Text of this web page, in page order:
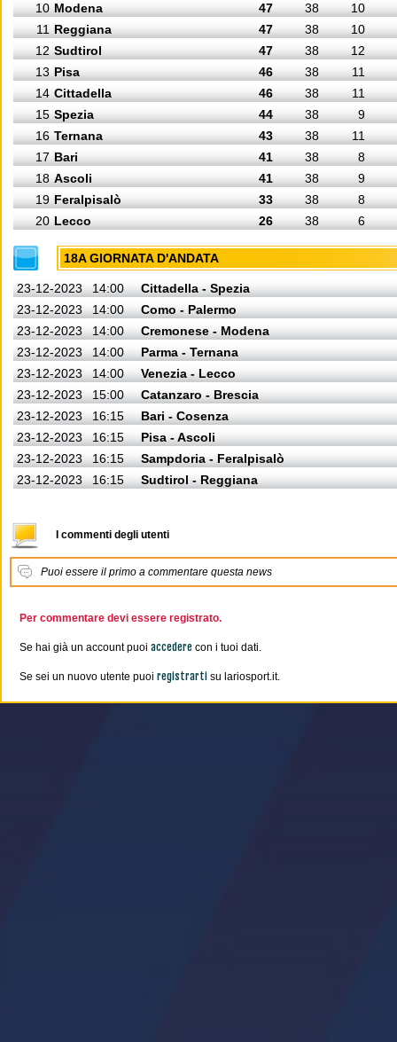
10 Modena 47 38
10
11 Reggiana 47 38
10
12 Sudtirol 47 38
12
13 Pisa 46 38
11
14 Cittadella 46 38
11
15 Spezia 44 38
9
16 Ternana 43 38
11
17 Bari 41 38
8
18 Ascoli 41 38
9
19 Feralpisalò 33 38
8
20 Lecco 26 38 6
18A GIORNATA D'ANDATA
23-12-2023 14:00
Cittadella - Spezia
23-12-2023
14:00
Como - Palermo
23-12-2023
14:00
Cremonese - Modena
23-12-2023
14:00
Parma - Ternana
23-12-2023
14:00
Venezia - Lecco
23-12-2023
15:00
Catanzaro - Brescia
23-12-2023
16:15
Bari - Cosenza
23-12-2023
16:15
Pisa - Ascoli
23-12-2023
16:15
Sampdoria - Feralpisalò
23-12-2023
16:15 Sudtirol - Reggiana
I commenti degli utenti
Puoi essere il primo a commentare questa news
Per commentare devi essere registrato.
Se hai già un account puoi accedere con i tuoi dati.
Se sei un nuovo utente puoi registrarti su lariosport.it.